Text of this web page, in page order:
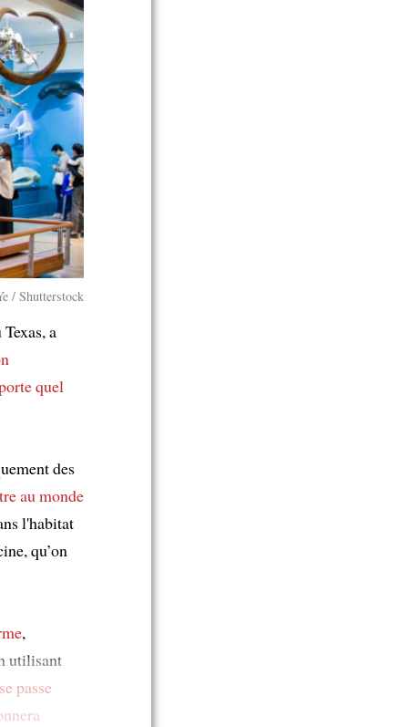
/ Shutterstock
a
quel
des
au monde
l'habitat
qu’on
,
utilisant
passe